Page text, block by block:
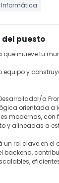
Informática
puesto
que mueve tu
equipo y
a
orientada a
modernas, con
y alineadas a
un rol clave en el
backend,